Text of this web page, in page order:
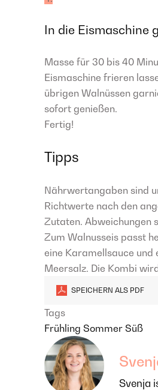
In die Eismaschine
Masse für 30 bis 40
Eismaschine frieren
übrigen Walnüssen
sofort genießen.
Fertig!
Tipps
Nährwertangaben sind
Richtwerte nach den
Zutaten. Abweichungen
Zum Walnusseis passt
eine Karamellsauce und
Meersalz. Die Kombi
SPEICHERN ALS PDF
Tags
Frühling Sommer Süß
Svenja